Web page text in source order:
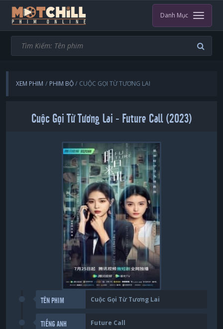
Danh Mục
XEM PHIM PHIM BỘ CUỘC GỌI TỪ TƯƠNG LAI
Cuộc Gọi Từ Tương Lai - Future Call (2023)
TÊN PHIM Cuộc Gọi Từ Tương Lai
TIẾNG ANH Future Call